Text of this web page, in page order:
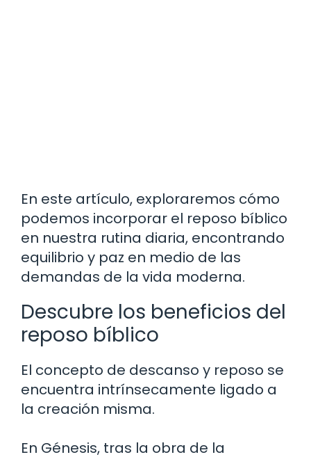
En este artículo, exploraremos cómo
podemos incorporar el reposo bíblico
en nuestra rutina diaria, encontrando
equilibrio y paz en medio de las
demandas de la vida moderna.
Descubre los beneficios del
reposo bíblico
El concepto de descanso y reposo se
encuentra intrínsecamente ligado a
la creación misma.
En Génesis, tras la obra de la